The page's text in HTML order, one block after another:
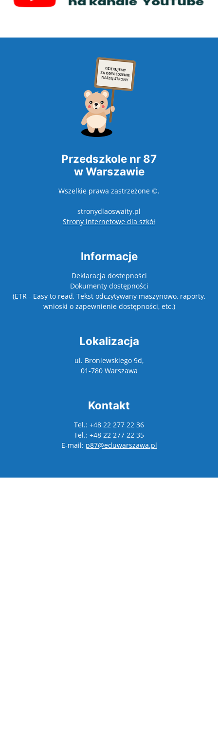
Przedszkole nr 87
w Warszawie
Wszelkie prawa zastrzeżone ©.
stronydlaoswaity.pl
Strony internetowe dla szkółotwiera się w
Informacje
Deklaracja dostepności
Dokumenty dostępności
(ETR - Easy to read, Tekst odczytywany maszynowo, raporty,
wnioski o zapewnienie dostępności, etc.)
Lokalizacja
ul. Broniewskiego 9d,
01-780 Warszawa
Kontakt
Tel.: +48 22 277 22 36
Tel.: +48 22 277 22 35
E-mail: p87@eduwarszawa.pl